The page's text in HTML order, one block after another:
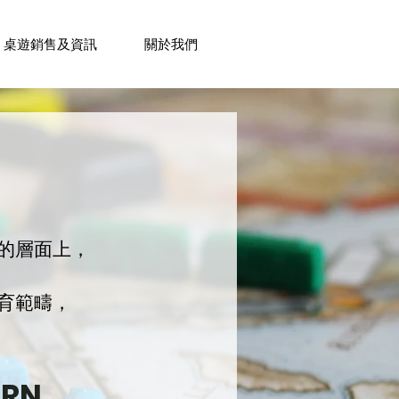
桌遊銷售及資訊 關於我們
層面上，
範疇，